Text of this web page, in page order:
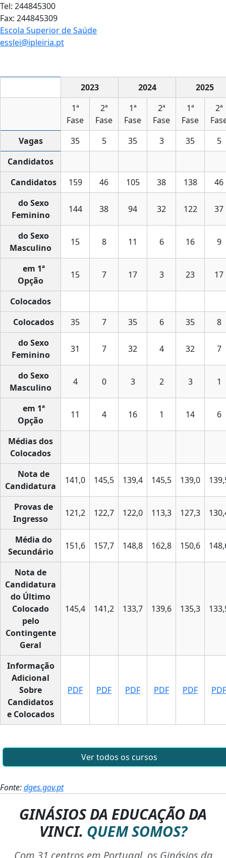
Tel: 244845300
Fax: 244845309
Escola Superior de Saúde
esslei@ipleiria.pt
2023 2024
2025
1ª
Fase
2ª
Fase
1ª
Fase
2ª
Fase
1ª
Fase
2ª
Vagas
35 5 35 3 35
5
Candidatos
Candidatos
159 46 105 38 138
46
do Sexo
Feminino
144 38 94 32 122 37
do Sexo
Masculino
15 8 11 6 16 9
em 1ª
Opção
15 7 17 3 23 17
Colocados
Colocados
35 7 35 6 35
8
do Sexo
Feminino
31 7 32 4 32 7
do Sexo
Masculino
4 0 3 2 3 1
em 1ª
Opção
11 4 16 1 14 6
Médias dos
Colocados
Nota de
Candidatura
141,0 145,5 139,4 145,5 139,0
Provas de
Ingresso
121,2 122,7 122,0 113,3 127,3
Média do
Secundário
151,6 157,7 148,8 162,8 150,6
Nota de
Candidatura
do Último
Colocado
pelo
Contingente
Geral
145,4 141,2 133,7 139,6 135,3
Informação
Adicional
Sobre
Candidatos
e Colocados
PDF PDF PDF PDF PDF PDF
Ver todos os cursos
Fonte:dges.gov.pt
GINÁSIOS DA EDUCAÇÃO DA
VINCI. QUEM SOMOS?
Com 31 centros em Portugal, os Ginásios da